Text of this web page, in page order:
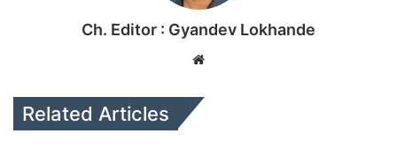
Ch. Editor : Gyandev Lokhande
Related Articles